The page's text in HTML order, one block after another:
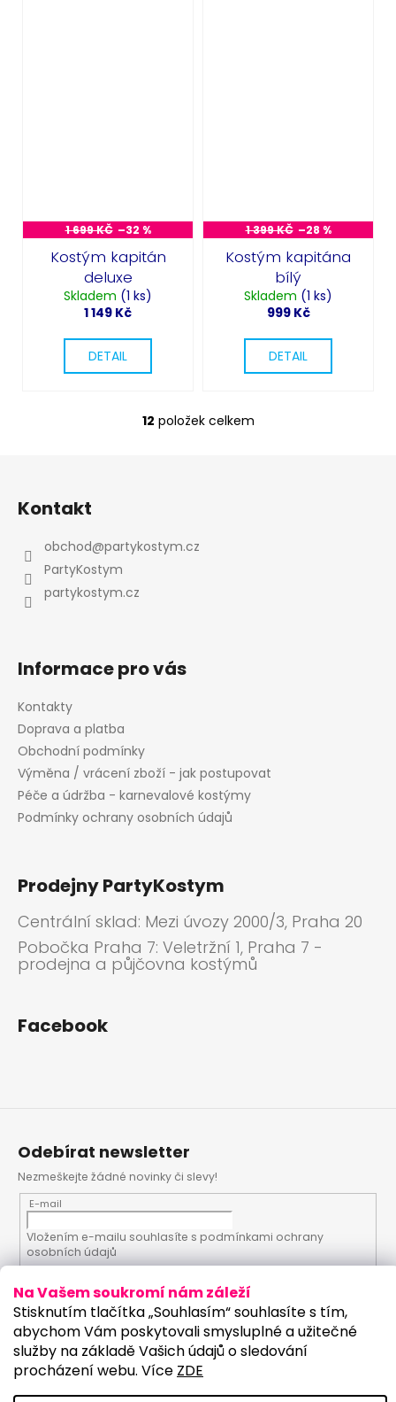
Na Vašem soukromí nám záleží
Stisknutím tlačítka „Souhlasím“ souhlasíte s tím,
abychom Vám poskytovali smysluplné a užitečné
služby na základě Vašich údajů o sledování
procházení webu. Více ZDE
1 699 KČ –32 %
Kostým kapitán
deluxe
Skladem (1 ks)
1 149 Kč
DETAIL
1 399 KČ –28 %
Kostým kapitána
bílý
Skladem (1 ks)
999 Kč
DETAIL
O
c
u
12 položek celkem
Odebírat newsletter
Nezmeškejte žádné novinky či slevy!
E-mail
Vložením e-mailu souhlasíte s podmínkami ochrany
osobních údajů
PŘIHLÁSIT SE
Kontakt
obchod@partykostym.cz
PartyKostym
partykostym.cz
Informace pro vás
Kontakty
Doprava a platba
Obchodní podmínky
Výměna / vrácení zboží - jak postupovat
Péče a údržba - karnevalové kostýmy
Podmínky ochrany osobních údajů
Prodejny PartyKostym
Centrální sklad: Mezi úvozy 2000/3, Praha 20
Pobočka Praha 7: Veletržní 1, Praha 7 -
prodejna a půjčovna kostýmů
Facebook
Vytvořil Shoptet
Upravilo studio: